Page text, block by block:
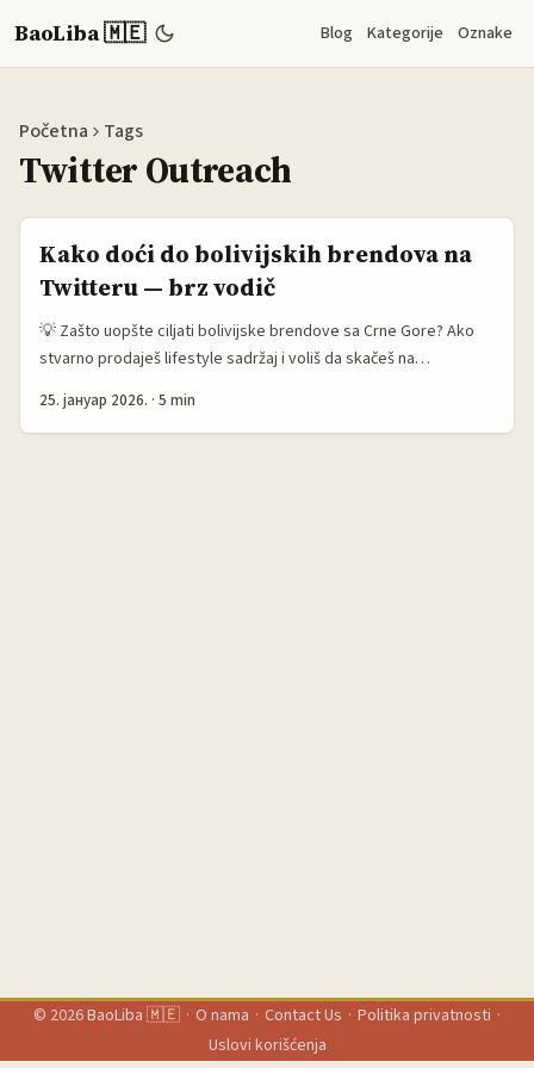
BaoLiba 🇲🇪 Blog Kategorije Oznake
Početna Tags
Twitter Outreach
Kako doći do bolivijskih brendova na
Twitteru — brz vodič
💡 Zašto uopšte ciljati bolivijske brendove sa Crne Gore? Ako
stvarno prodaješ lifestyle sadržaj i voliš da skačeš na
aksesoari, etno-moda, kozmetika sa lokalnim sastojcima i niche
25. јануар 2026. · 5 min
© 2026BaoLiba 🇲🇪 · O nama · Contact Us · Politika privatnosti ·
Uslovi korišćenja